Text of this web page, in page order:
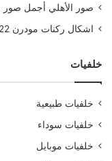
صور الأهلي أجمل صور
اشكال ركنات مودرن 2022 بتصميمات رائعة
خلفيات
خلفيات طبيعية
خلفيات سوداء
خلفيات موبايل